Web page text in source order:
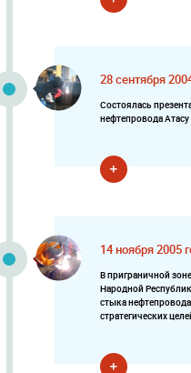
28 сентября
Состоялась
нефтепровода
14 ноября 2005
В приграничной
Народной
стыка
стратегических